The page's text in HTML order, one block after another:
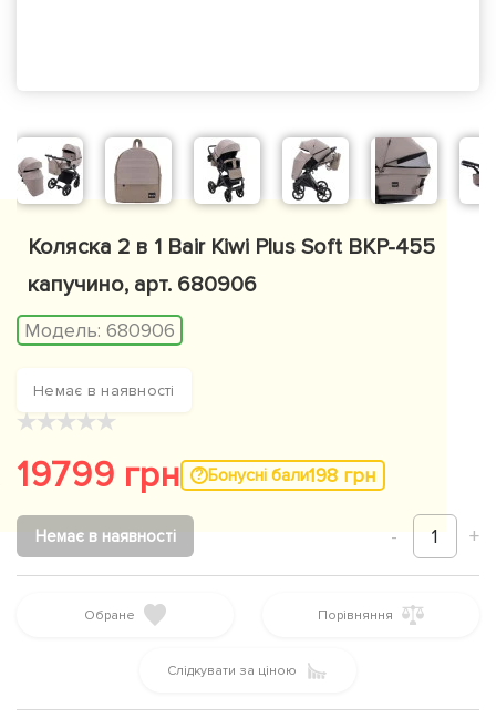
Коляска 2 в 1 Bair Kiwi Plus Soft BKP-455
капучино, арт. 680906
Модель: 680906
Немає в наявності
★★★★★
19799 грн Бонусні бали198 грн
- 1 +
Немає в наявності
Обране Порівняння
Слідкувати за ціною